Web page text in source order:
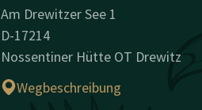
Am Drewitzer See 1
D-17214
Nossentiner Hütte OT Drewitz
Wegbeschreibung